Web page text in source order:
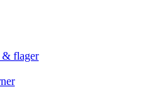
& flager